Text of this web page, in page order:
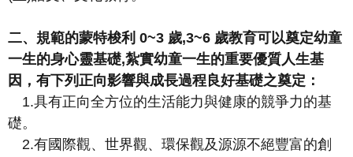
二、規範的蒙特梭利 0~3 歲,3~6 歲教育可以奠定幼童
一生的身心靈基礎,紮實幼童一生的重要優質人生基
因，有下列正向影響與成長過程良好基礎之奠定：
1.具有正向全方位的生活能力與健康的競爭力的基
礎。
2.有國際觀、世界觀、環保觀及源源不絕豐富的創